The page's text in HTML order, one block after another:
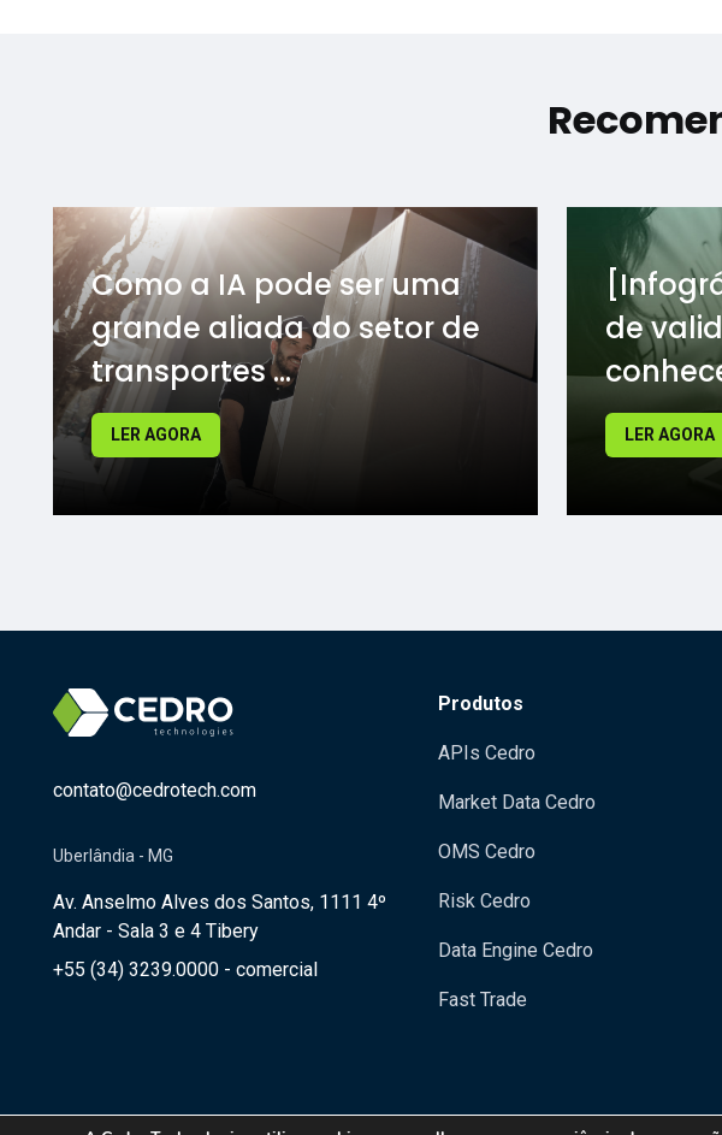
Como a IA pode ser uma
grande aliada do setor de
transportes ...
LER AGORA
de
LER AGORA
contato@cedrotech.com
Uberlândia - MG
Av. Anselmo Alves dos Santos, 1111 4º
Andar - Sala 3 e 4 Tibery
+55 (34) 3239.0000 - comercial
Produtos
APIs Cedro
Market Data Cedro
OMS Cedro
Risk Cedro
Data Engine Cedro
Fast Trade